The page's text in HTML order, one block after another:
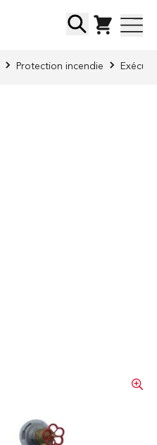
Chercher
Protection incendie